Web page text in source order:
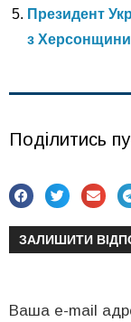
Президент
з Херсонщини
Поділитись
ЗАЛИШИТИ
Ваша e-mail